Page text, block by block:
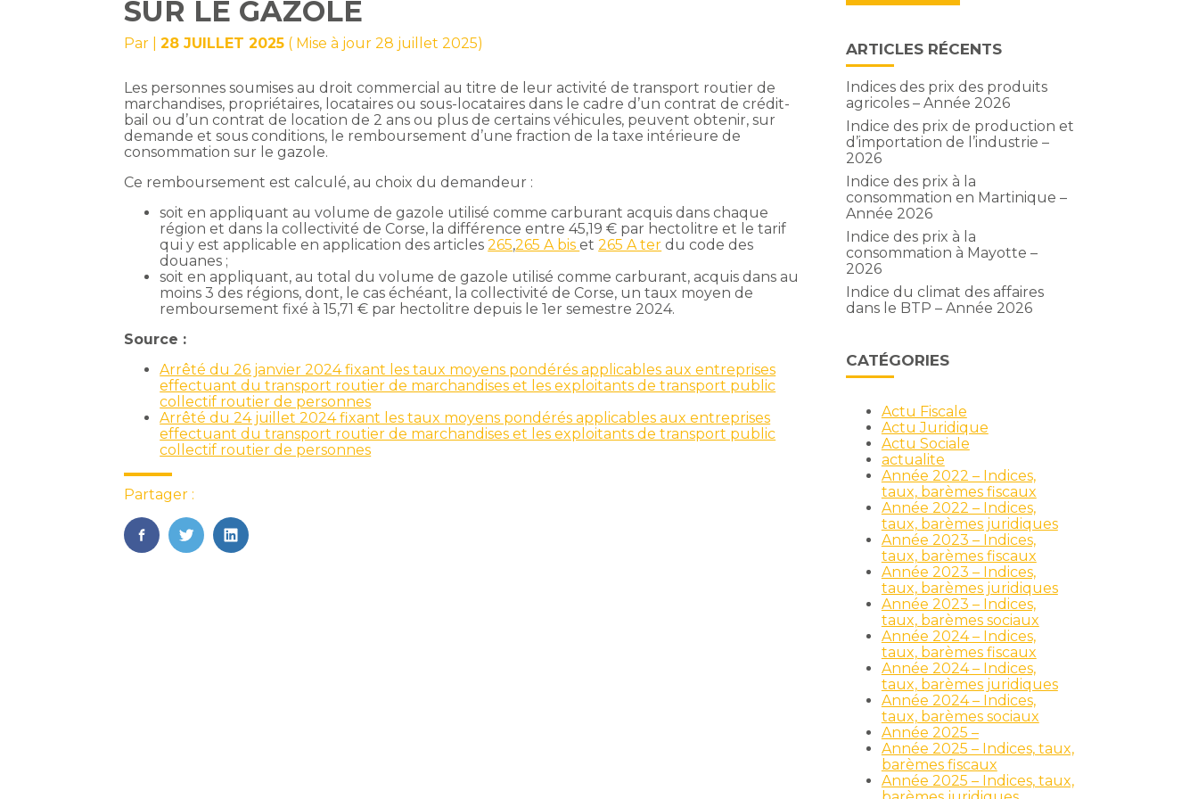
SUR LE GAZOLE
Par |28 JUILLET 2025 ( Mise à jour 28 juillet 2025)
Les personnes soumises au droit commercial au titre de leur activité de transport routier de
marchandises, propriétaires, locataires ou sous-locataires dans le cadre d’un contrat de crédit-
bail ou d’un contrat de location de 2 ans ou plus de certains véhicules, peuvent obtenir, sur
demande et sous conditions, le remboursement d’une fraction de la taxe intérieure de
consommation sur le gazole.
Ce remboursement est calculé, au choix du demandeur :
soit en appliquant au volume de gazole utilisé comme carburant acquis dans chaque
région et dans la collectivité de Corse, la différence entre 45,19 € par hectolitre et le tarif
qui y est applicable en application des articles265,265 A biset265 A ter du code des
douanes ;
soit en appliquant, au total du volume de gazole utilisé comme carburant, acquis dans au
moins 3 des régions, dont, le cas échéant, la collectivité de Corse, un taux moyen de
remboursement fixé à 15,71 € par hectolitre depuis le 1er semestre 2024.
Source :
Arrêté du 26 janvier 2024 fixant les taux moyens pondérés applicables aux entreprises
effectuant du transport routier de marchandises et les exploitants de transport public
collectif routier de personnes
Arrêté du 24 juillet 2024 fixant les taux moyens pondérés applicables aux entreprises
effectuant du transport routier de marchandises et les exploitants de transport public
collectif routier de personnes
Partager :
FaceBook
TwitterLinkedIn
ARTICLES RÉCENTS
Indices des prix des produits
agricoles – Année 2026
Indice des prix de production et
d’importation de l’industrie –
2026
Indice des prix à la
consommation en Martinique –
Année 2026
Indice des prix à la
consommation à Mayotte –
2026
Indice du climat des affaires
dans le BTP – Année 2026
CATÉGORIES
Actu Fiscale
Actu Juridique
Actu Sociale
actualite
Année 2022 – Indices,
taux, barèmes fiscaux
Année 2022 – Indices,
taux, barèmes juridiques
Année 2023 – Indices,
taux, barèmes fiscaux
Année 2023 – Indices,
taux, barèmes juridiques
Année 2023 – Indices,
taux, barèmes sociaux
Année 2024 – Indices,
taux, barèmes fiscaux
Année 2024 – Indices,
taux, barèmes juridiques
Année 2024 – Indices,
taux, barèmes sociaux
Année 2025 –
Année 2025 – Indices, taux,
barèmes fiscaux
Année 2025 – Indices, taux,